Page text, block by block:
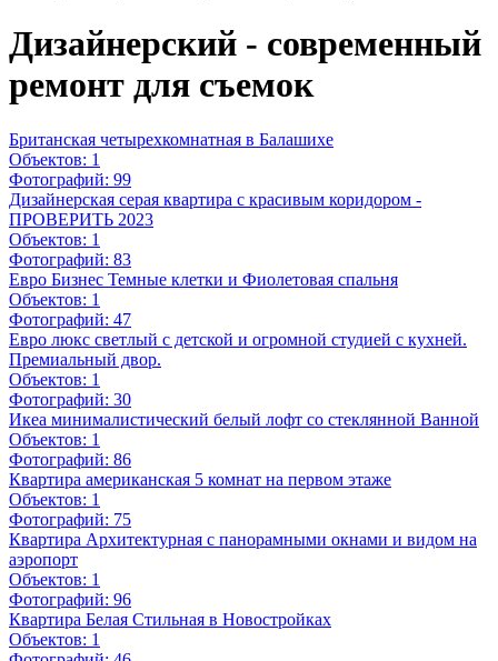
Дизайнерский - современный
ремонт для съемок
Британская четырехкомнатная в Балашихе
Объектов: 1
Фотографий: 99
Дизайнерская серая квартира с красивым коридором -
ПРОВЕРИТЬ 2023
Объектов: 1
Фотографий: 83
Евро Бизнес Темные клетки и Фиолетовая спальня
Объектов: 1
Фотографий: 47
Евро люкс светлый с детской и огромной студией с кухней.
Премиальный двор.
Объектов: 1
Фотографий: 30
Икеа минималистический белый лофт со стеклянной Ванной
Объектов: 1
Фотографий: 86
Квартира американская 5 комнат на первом этаже
Объектов: 1
Фотографий: 75
Квартира Архитектурная с панорамными окнами и видом на
аэропорт
Объектов: 1
Фотографий: 96
Квартира Белая Стильная в Новостройках
Объектов: 1